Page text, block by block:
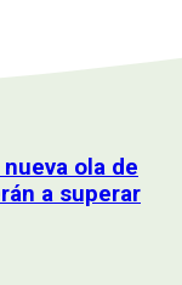
ola de
a superar